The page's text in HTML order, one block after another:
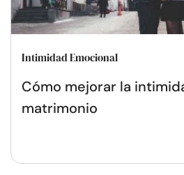
Intimidad Emocional
Cómo mejorar la
matrimonio